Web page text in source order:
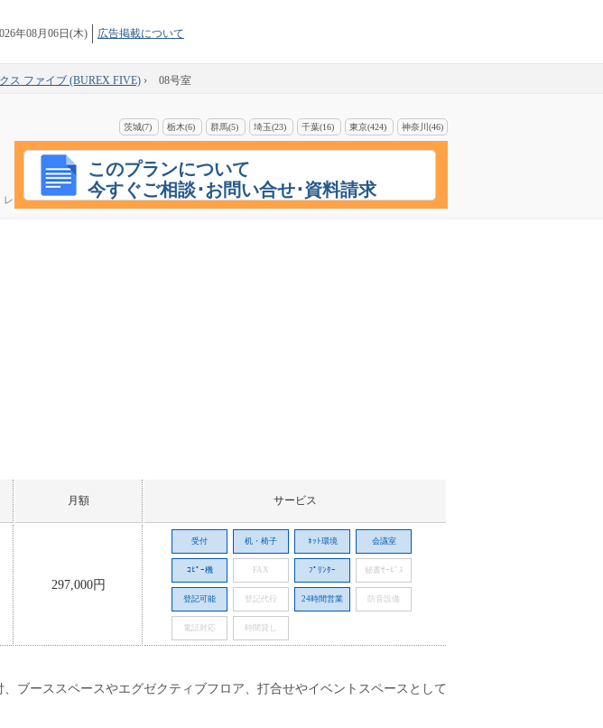
年08月06日(木) 広告掲載について
ス ファイブ (BUREX FIVE) › 08号室
茨城(7) 栃木(6) 群馬(5) 埼玉(23) 千葉(16) 東京(424) 神奈川(46)
このプランについて
今すぐご相談･お問い合せ･資料請求
レ
月額 サービス
297,000円
受付 机・椅子 ﾈｯﾄ環境 会議室
ｺﾋﾟｰ機 FAX ﾌﾟﾘﾝﾀｰ 秘書ｻｰﾋﾞｽ
登記可能 登記代行 24時間営業 防音設備
電話対応 時間貸し
ブーススペースやエグゼクティブフロア、打合せやイベントスペースとして